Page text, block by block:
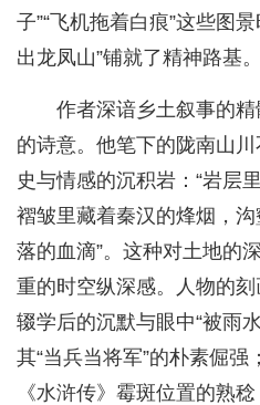
子”“飞机拖着白痕”这些图
出龙凤山”铺就了精神路基。
作者深谙乡土叙事的
的诗意。他笔下的陇南山
史与情感的沉积岩：“岩层
褶皱里藏着秦汉的烽烟，
落的血滴”。这种对土地的
重的时空纵深感。人物的
辍学后的沉默与眼中“被雨
其“当兵当将军”的朴素倔
《水浒传》霉斑位置的熟